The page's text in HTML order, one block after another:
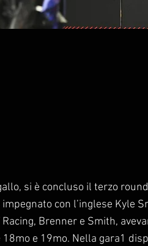
si è concluso il terzo
con l’inglese Kyle
Brenner e Smith,
e 19mo. Nella gara1